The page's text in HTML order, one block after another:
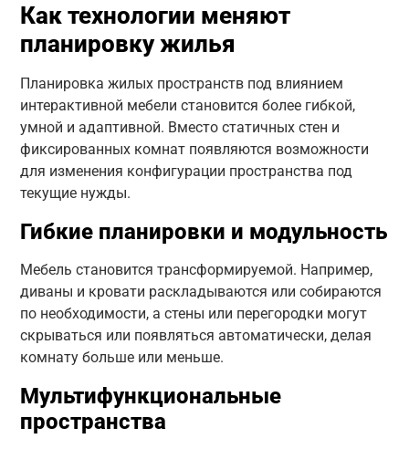
Как технологии меняют
планировку жилья
Планировка жилых пространств под влиянием
интерактивной мебели становится более гибкой,
умной и адаптивной. Вместо статичных стен и
фиксированных комнат появляются возможности
для изменения конфигурации пространства под
текущие нужды.
Гибкие планировки и модульность
Мебель становится трансформируемой. Например,
диваны и кровати раскладываются или собираются
по необходимости, а стены или перегородки могут
скрываться или появляться автоматически, делая
комнату больше или меньше.
Мультифункциональные
пространства